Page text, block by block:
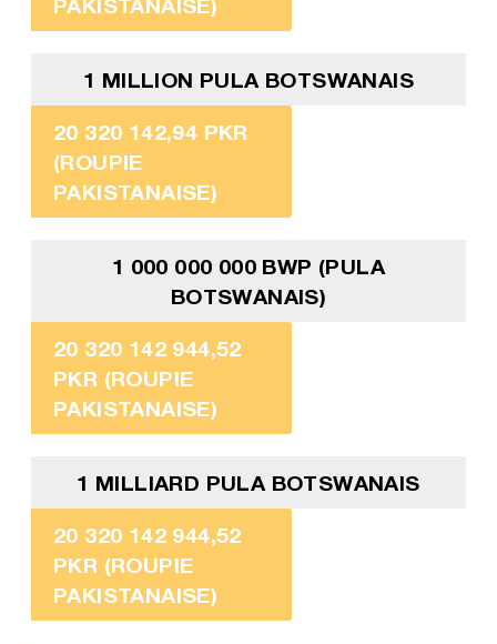
1 MILLION PULA BOTSWANAIS
20 320 142,94 PKR
(ROUPIE
PAKISTANAISE)
1 000 000 000 BWP (PULA
BOTSWANAIS)
20 320 142 944,52
PKR (ROUPIE
PAKISTANAISE)
1 MILLIARD PULA BOTSWANAIS
20 320 142 944,52
PKR (ROUPIE
PAKISTANAISE)